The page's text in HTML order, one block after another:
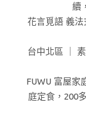
續
花言覓語 義法
台中北區 ｜
FUWU 富屋家
庭定食，200